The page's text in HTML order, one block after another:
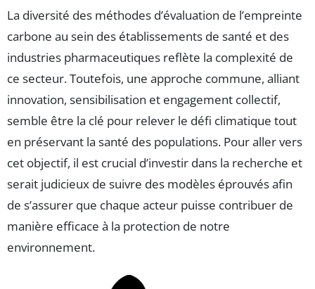
La diversité des méthodes d’évaluation de l’empreinte
carbone au sein des établissements de santé et des
industries pharmaceutiques reflète la complexité de
ce secteur. Toutefois, une approche commune, alliant
innovation, sensibilisation et engagement collectif,
semble être la clé pour relever le défi climatique tout
en préservant la santé des populations. Pour aller vers
cet objectif, il est crucial d’investir dans la recherche et
serait judicieux de suivre des modèles éprouvés afin
de s’assurer que chaque acteur puisse contribuer de
manière efficace à la protection de notre
environnement.